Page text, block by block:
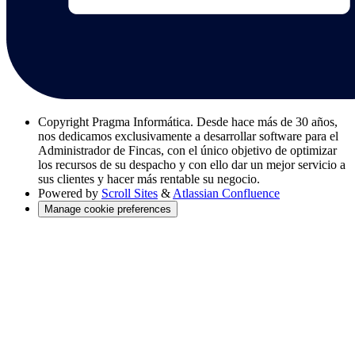
Copyright Pragma Informática. Desde hace más de 30 años,
nos dedicamos exclusivamente a desarrollar software para el
Administrador de Fincas, con el único objetivo de optimizar
los recursos de su despacho y con ello dar un mejor servicio a
sus clientes y hacer más rentable su negocio.
Powered by Scroll Sites & Atlassian Confluence
Manage cookie preferences